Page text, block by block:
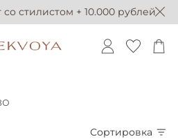
стилистом + 10.000 рублей
Сортировка